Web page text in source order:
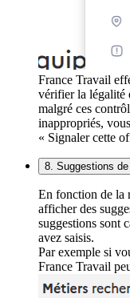
France Travail
vérifier la légalité
malgré ces
inappropriés,
« Signaler cette
8. Suggestions
En fonction de la
afficher des
suggestions sont
avez saisis.
Par exemple si
France Travail